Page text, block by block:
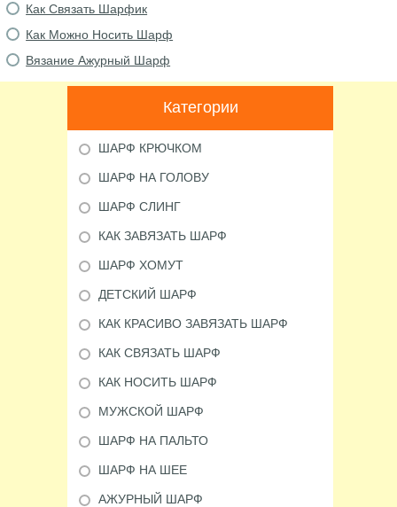
Как Связать Шарфик
Как Можно Носить Шарф
Вязание Ажурный Шарф
Категории
ШАРФ КРЮЧКОМ
ШАРФ НА ГОЛОВУ
ШАРФ СЛИНГ
КАК ЗАВЯЗАТЬ ШАРФ
ШАРФ ХОМУТ
ДЕТСКИЙ ШАРФ
КАК КРАСИВО ЗАВЯЗАТЬ ШАРФ
КАК СВЯЗАТЬ ШАРФ
КАК НОСИТЬ ШАРФ
МУЖСКОЙ ШАРФ
ШАРФ НА ПАЛЬТО
ШАРФ НА ШЕЕ
АЖУРНЫЙ ШАРФ